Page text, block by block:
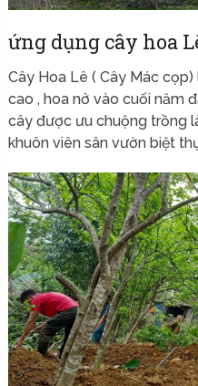
ứng dụng cây hoa
Cây Hoa Lê ( Cây Mác
cao , hoa nở vào cuối năm
cây được ưu chuộng trồng
khuôn viên sân vườn biệt